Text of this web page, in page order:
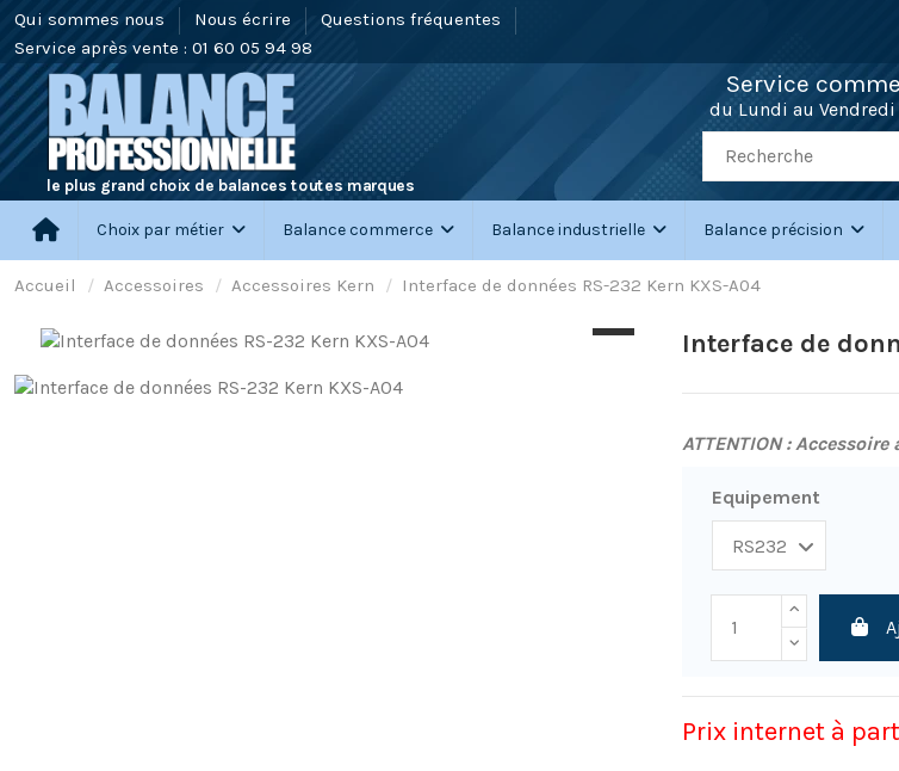
Qui sommes nous Nous écrire
Questions fréquentes
Service après vente : 01 60 05 94 98
le plus grand choix de balances toutes marques
Service
du Lundi au Vendredi
Choix par métier Balance commerce Balance industrielle Balance précision
Accueil Accessoires Accessoires Kern Interface de données RS-232 Kern KXS-A04
Interface de
ATTENTION :
Equipement
Prix internet à